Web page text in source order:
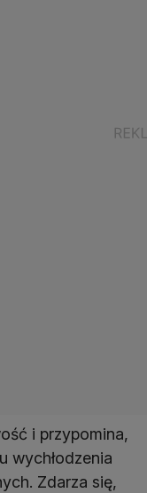
i przypomina,
wychłodzenia
Zdarza się,